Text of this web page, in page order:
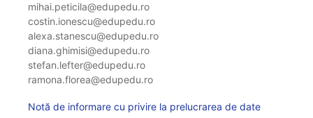
mihai.peticila@edupedu.ro
costin.ionescu@edupedu.ro
alexa.stanescu@edupedu.ro
diana.ghimisi@edupedu.ro
stefan.lefter@edupedu.ro
ramona.florea@edupedu.ro
Notă de informare cu privire la prelucrarea de date